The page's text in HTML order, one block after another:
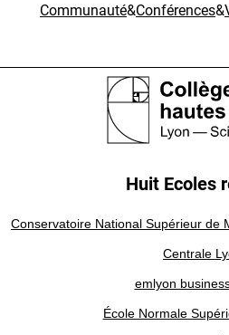
Communauté&Conférences&
Huit Ecoles
Conservatoire National Supérieur de
Centrale
emlyon
École Normale